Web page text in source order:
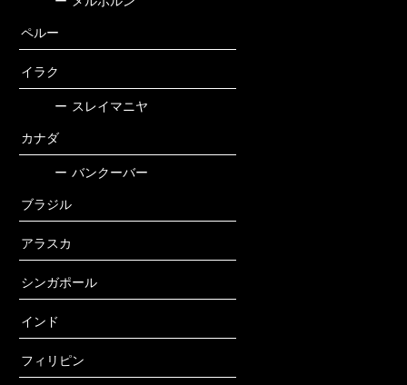
ペルー
イラク
ー スレイマニヤ
カナダ
ー バンクーバー
ブラジル
アラスカ
シンガポール
インド
フィリピン